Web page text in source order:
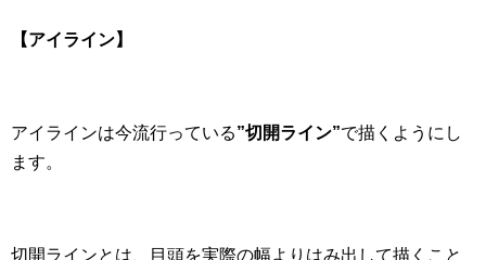
【アイライン】
アイラインは今流行っている”切開ライン”で描くようにし
ます。
切開ラインとは、目頭を実際の幅よりはみ出して描くこと